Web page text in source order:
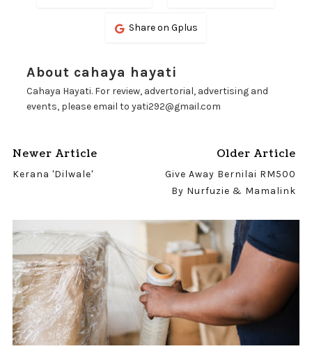
Share on Gplus
About cahaya hayati
Cahaya Hayati. For review, advertorial, advertising and
events, please email to yati292@gmail.com
Newer Article
Kerana 'Dilwale'
Older Article
Give Away Bernilai RM500
By Nurfuzie & Mamalink